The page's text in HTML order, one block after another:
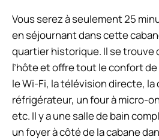
Vous serez à seulement 25
en séjournant dans cette
quartier historique. Il se trouve
l’hôte et offre tout le confort
le Wi-Fi, la télévision directe,
réfrigérateur, un four à micro-
etc. Il y a une salle de bain
un foyer à côté de la cabane